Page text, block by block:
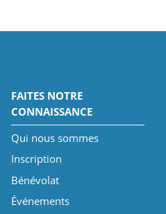
FAITES NOTRE
CONNAISSANCE
Qui nous sommes
Inscription
Bénévolat
Événements